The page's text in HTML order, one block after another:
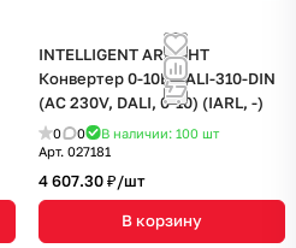
INTELLIGENT ARLIGHT
Конвертер 0-10В DALI-310-DIN
(AC 230V, DALI, 0-10) (IARL, -)
0 0 В наличии: 100 шт
Арт. 027181
4 607.30 ₽/шт
В корзину